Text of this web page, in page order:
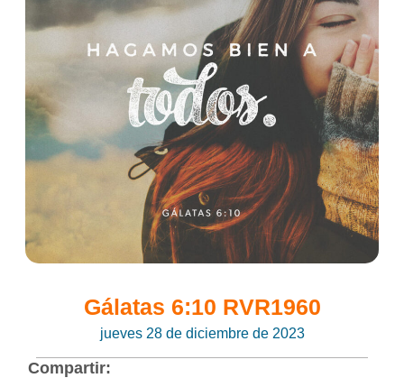
Gálatas 6:10 RVR1960
jueves 28 de diciembre de 2023
Compartir: